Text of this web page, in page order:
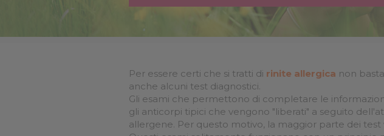
Per essere certi che si tratti di rinite allergica non
anche alcuni test diagnostici.
Gli esami che permettono di completare le
gli anticorpi tipici che vengono "liberati" a seguito
allergene. Per questo motivo, la maggior parte dei
Cookie pubblicitari